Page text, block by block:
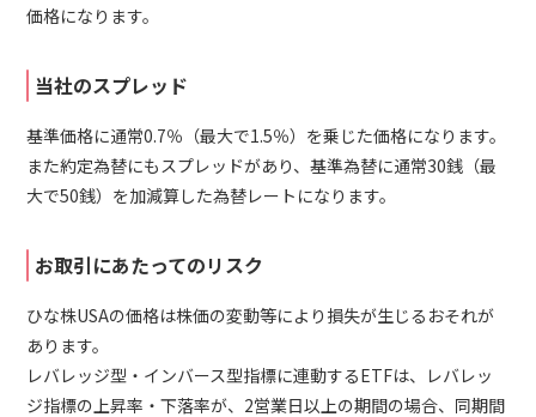
価格になります。
当社のスプレッド
基準価格に通常0.7％（最大で1.5％）を乗じた価格になります。
また約定為替にもスプレッドがあり、基準為替に通常30銭（最
大で50銭）を加減算した為替レートになります。
お取引にあたってのリスク
ひな株USAの価格は株価の変動等により損失が生じるおそれが
あります。
レバレッジ型・インバース型指標に連動するETFは、レバレッ
ジ指標の上昇率・下落率が、2営業日以上の期間の場合、同期間